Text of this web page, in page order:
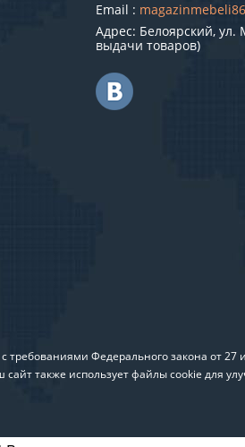
Email :
Адрес: Белоярский, ул.
выдачи товаров)
требованиями Федерального закона от
также использует файлы cookie для